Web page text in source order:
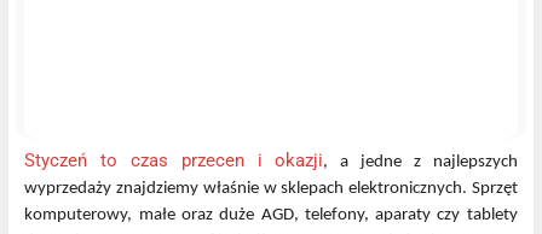
Styczeń to czas przecen i okazji, a jedne z najlepszych
wyprzedaży znajdziemy właśnie w sklepach elektronicznych. Sprzęt
komputerowy, małe oraz duże AGD, telefony, aparaty czy tablety